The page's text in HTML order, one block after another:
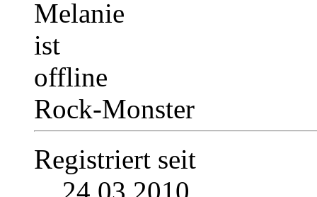
Rock-Monster
Registriert seit